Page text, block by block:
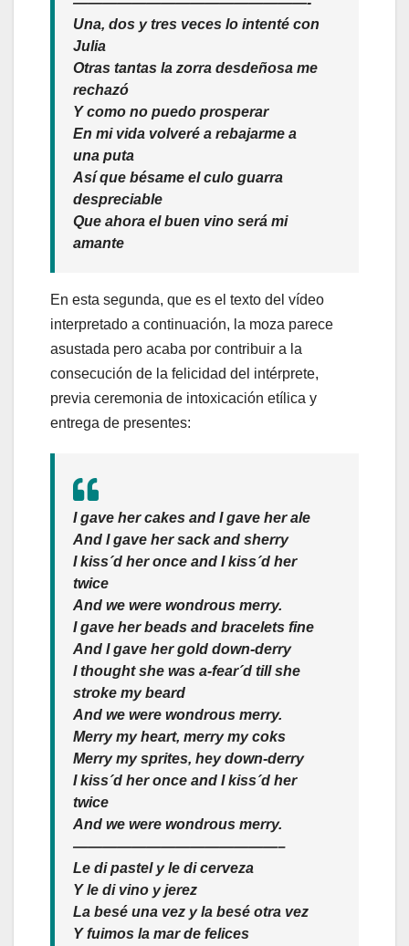
Una, dos y tres veces lo intenté con
Julia
Otras tantas la zorra desdeñosa me
rechazó
Y como no puedo prosperar
En mi vida volveré a rebajarme a
una puta
Así que bésame el culo guarra
despreciable
Que ahora el buen vino será mi
amante
En esta segunda, que es el texto del vídeo
interpretado a continuación, la moza parece
asustada pero acaba por contribuir a la
consecución de la felicidad del intérprete,
previa ceremonia de intoxicación etílica y
entrega de presentes:
I gave her cakes and I gave her ale
And I gave her sack and sherry
I kiss´d her once and I kiss´d her
twice
And we were wondrous merry.
I gave her beads and bracelets fine
And I gave her gold down-derry
I thought she was a-fear´d till she
stroke my beard
And we were wondrous merry.
Merry my heart, merry my coks
Merry my sprites, hey down-derry
I kiss´d her once and I kiss´d her
twice
And we were wondrous merry.
——————————————–
Le di pastel y le di cerveza
Y le di vino y jerez
La besé una vez y la besé otra vez
Y fuimos la mar de felices